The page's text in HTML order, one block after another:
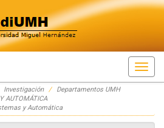
Investigación
Departamentos UMH
AUTOMÁTICA
y Automática